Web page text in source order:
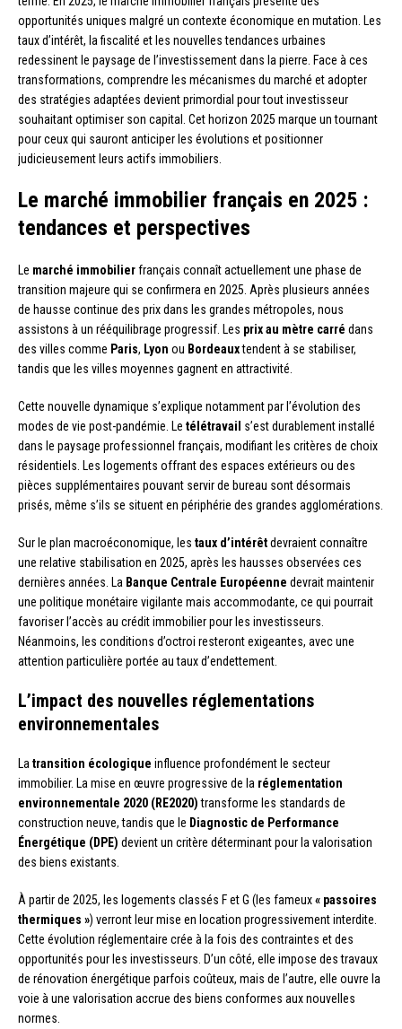
opportunités uniques malgré un contexte économique en mutation. Les
taux d’intérêt, la fiscalité et les nouvelles tendances urbaines
redessinent le paysage de l’investissement dans la pierre. Face à ces
transformations, comprendre les mécanismes du marché et adopter
des stratégies adaptées devient primordial pour tout investisseur
souhaitant optimiser son capital. Cet horizon 2025 marque un tournant
pour ceux qui sauront anticiper les évolutions et positionner
judicieusement leurs actifs immobiliers.
Le marché immobilier français en 2025 :
tendances et perspectives
Le marché immobilierfrançais connaît actuellement une phase de
transition majeure qui se confirmera en 2025. Après plusieurs années
de hausse continue des prix dans les grandes métropoles, nous
assistons à un rééquilibrage progressif. Les prix au mètre carré dans
des villes comme Paris, Lyon ou Bordeauxtendent à se stabiliser,
tandis que les villes moyennes gagnent en attractivité.
Cette nouvelle dynamique s’explique notamment par l’évolution des
modes de vie post-pandémie. Le télétravail s’est durablement installé
dans le paysage professionnel français, modifiant les critères de choix
résidentiels. Les logements offrant des espaces extérieurs ou des
pièces supplémentaires pouvant servir de bureau sont désormais
prisés, même s’ils se situent en périphérie des grandes agglomérations.
Sur le plan macroéconomique, les taux d’intérêtdevraient connaître
une relative stabilisation en 2025, après les hausses observées ces
dernières années. La Banque Centrale Européenne devrait maintenir
une politique monétaire vigilante mais accommodante, ce qui pourrait
favoriser l’accès au crédit immobilier pour les investisseurs.
Néanmoins, les conditions d’octroi resteront exigeantes, avec une
attention particulière portée au taux d’endettement.
L’impact des nouvelles réglementations
environnementales
La transition écologique influence profondément le secteur
immobilier. La mise en œuvre progressive de la réglementation
environnementale 2020 (RE2020)transforme les standards de
construction neuve, tandis que le Diagnostic de Performance
Énergétique (DPE) devient un critère déterminant pour la valorisation
des biens existants.
À partir de 2025, les logements classés F et G (les fameux« passoires
thermiques ») verront leur mise en location progressivement interdite.
Cette évolution réglementaire crée à la fois des contraintes et des
opportunités pour les investisseurs. D’un côté, elle impose des travaux
de rénovation énergétique parfois coûteux, mais de l’autre, elle ouvre la
voie à une valorisation accrue des biens conformes aux nouvelles
normes.